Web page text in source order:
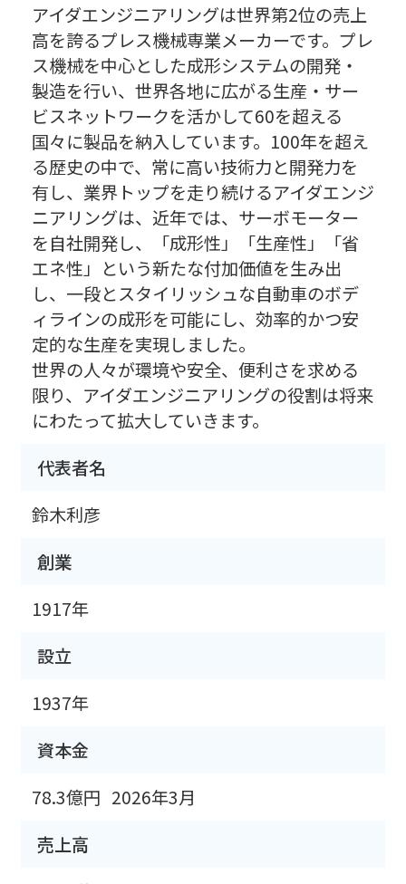
アイダエンジニアリングは世界第2位の売上
高を誇るプレス機械専業メーカーです。プレ
ス機械を中心とした成形システムの開発・
製造を行い、世界各地に広がる生産・サー
ビスネットワークを活かして60を超える
国々に製品を納入しています。100年を超え
る歴史の中で、常に高い技術力と開発力を
有し、業界トップを走り続けるアイダエンジ
ニアリングは、近年では、サーボモーター
を自社開発し、「成形性」「生産性」「省
エネ性」という新たな付加価値を生み出
し、一段とスタイリッシュな自動車のボデ
ィラインの成形を可能にし、効率的かつ安
定的な生産を実現しました。
世界の人々が環境や安全、便利さを求める
限り、アイダエンジニアリングの役割は将来
にわたって拡大していきます。
代表者名
鈴木利彦
創業
1917年
設立
1937年
資本金
78.3億円 2026年3月
売上高